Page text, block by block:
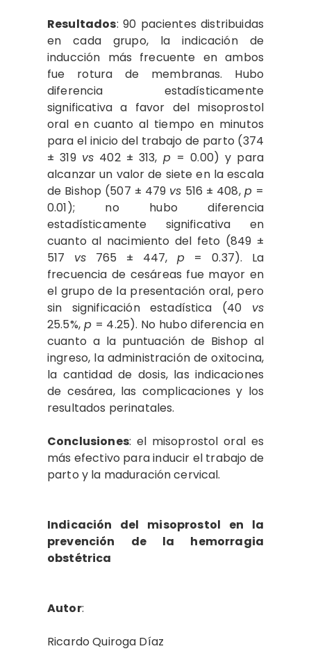
Resultados: 90 pacientes distribuidas
en cada grupo, la indicación de
inducción más frecuente en ambos
fue rotura de membranas. Hubo
diferencia estadísticamente
significativa a favor del misoprostol
oral en cuanto al tiempo en minutos
para el inicio del trabajo de parto (374
± 319 vs 402 ± 313, p= 0.00) y para
alcanzar un valor de siete en la escala
de Bishop (507 ± 479 vs 516 ± 408, p=
0.01); no hubo diferencia
estadísticamente significativa en
cuanto al nacimiento del feto (849 ±
517 vs 765 ± 447, p= 0.37). La
frecuencia de cesáreas fue mayor en
el grupo de la presentación oral, pero
sin significación estadística (40 vs
25.5%, p= 4.25). No hubo diferencia en
cuanto a la puntuación de Bishop al
ingreso, la administración de oxitocina,
la cantidad de dosis, las indicaciones
de cesárea, las complicaciones y los
resultados perinatales.
Conclusiones: el misoprostol oral es
más efectivo para inducir el trabajo de
parto y la maduración cervical.
Indicación del misoprostol en la
prevención de la hemorragia
obstétrica
Autor:
Ricardo Quiroga Díaz